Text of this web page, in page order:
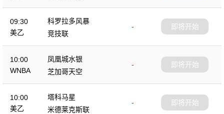
09:30
美乙
科罗拉多风暴
-
竞技联
即将开始
10:00
WNBA
凤凰城水银
-
芝加哥天空
即将开始
10:00
美乙
塔科马星
-
米德莱克斯联
即将开始